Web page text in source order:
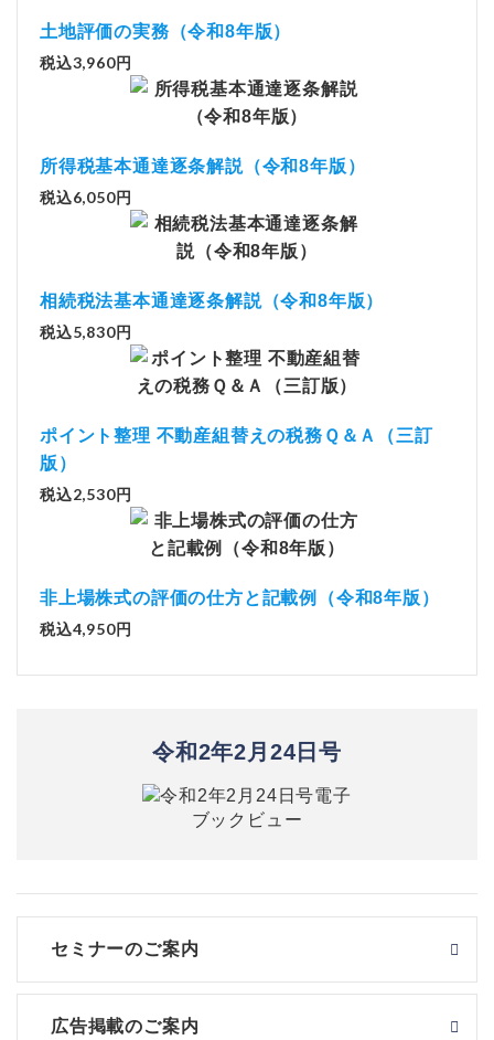
土地評価の実務（令和8年版）
税込3,960円
所得税基本通達逐条解説（令和8年版）
税込6,050円
相続税法基本通達逐条解説（令和8年版）
税込5,830円
ポイント整理 不動産組替えの税務Ｑ＆Ａ（三訂
版）
税込2,530円
非上場株式の評価の仕方と記載例（令和8年版）
税込4,950円
令和2年2月24日号
セミナーのご案内
広告掲載のご案内